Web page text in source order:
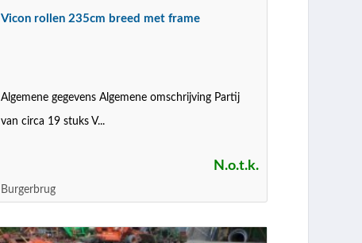
Vicon rollen 235cm breed met frame
Algemene gegevens Algemene omschrijving Partij
van circa 19 stuks V...
N.o.t.k.
Burgerbrug